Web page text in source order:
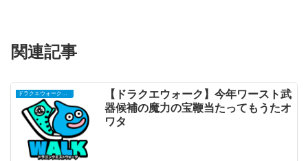
関連記事
ドラクエウォークまとめ
【ドラクエウォーク】今年ワースト武
器候補の魔力の宝鞭当たってもうたオ
ワタ